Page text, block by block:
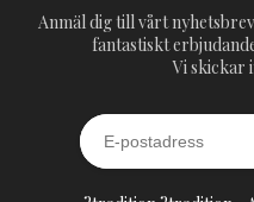
Anmäl dig till vårt
fantastiskt
Vi skickar